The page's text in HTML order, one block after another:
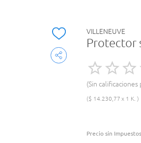
VILLENEUVE
Protector
Sin calificaciones
$ 14.230,77 1 K.
Precio sin